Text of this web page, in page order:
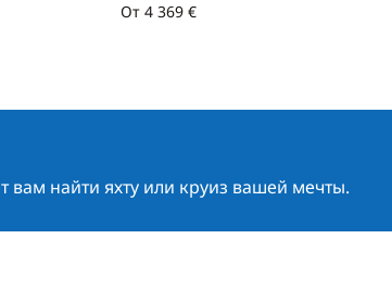
От 4 369 €
найти яхту или круиз вашей мечты.